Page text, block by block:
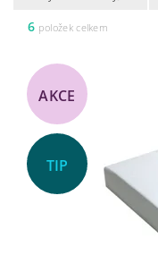
6 položek celkem
AKCE
TIP